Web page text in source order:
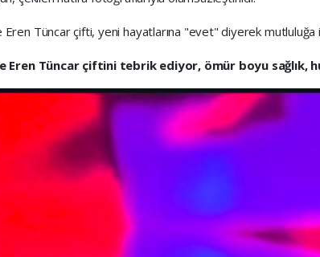
Tüncar çifti, yeni hayatlarına "evet" diyerek mutluluğa
Eren Tüncar çiftini tebrik ediyor, ömür boyu sağlık,